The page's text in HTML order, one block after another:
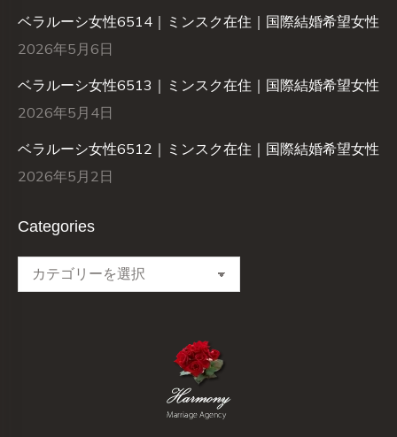
ベラルーシ女性6514｜ミンスク在住｜国際結婚希望女性
2026年5月6日
ベラルーシ女性6513｜ミンスク在住｜国際結婚希望女性
2026年5月4日
ベラルーシ女性6512｜ミンスク在住｜国際結婚希望女性
2026年5月2日
Categories
Categories